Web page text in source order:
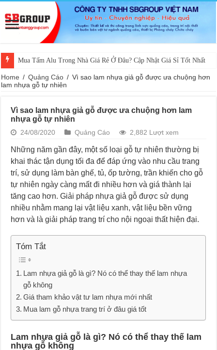
Mua Tấm Alu Trong Nhà Giá Rẻ Ở Đâu? Cập Nhật Giá Sỉ Tốt Nhất
Home / Quảng Cáo / Vì sao lam nhựa giả gỗ được ưa chuộng hơn
lam nhựa gỗ tự nhiên
Vì sao lam nhựa giả gỗ được ưa chuộng hơn lam
nhựa gỗ tự nhiên
24/08/2020 Quảng Cáo 2,882 Lượt xem
Những năm gần đây, một số loại gỗ tự nhiên thường bị
khai thác tận dụng tối đa để đáp ứng vào nhu cầu trang
trí, sử dụng làm bàn ghế, tủ, ốp tường, trần khiến cho gỗ
tự nhiên ngày càng mất đi nhiều hơn và giá thành lại
tăng cao hơn. Giải pháp nhựa giả gỗ được sử dụng
nhiều nhằm mang lại vật liệu xanh, vật liệu bền vững
hơn và là giải pháp trang trí cho nội ngoại thất hiện đại.
Tóm Tắt
Lam nhựa giả gỗ là gì? Nó có thể thay thế lam nhựa
gỗ không
Giá tham khảo vật tư lam nhựa mới nhất
Mua lam gỗ nhựa trang trí ở đâu giá tốt
Lam nhựa giả gỗ là gì? Nó có thể thay thế lam
nhựa gỗ không